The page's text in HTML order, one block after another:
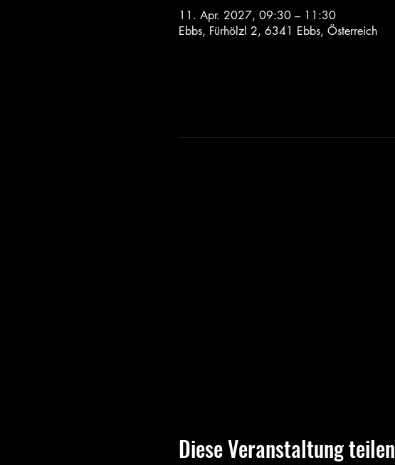
11. Apr. 2027, 09:30 – 11:30
Ebbs, Fürhölzl 2, 6341 Ebbs, Österreich
Diese Veranstaltung teilen